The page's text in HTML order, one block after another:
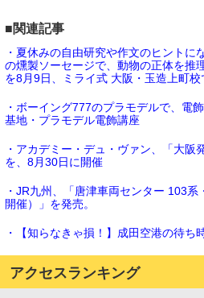
■関連記事
・夏休みの自由研究や作文のヒントに
の燻製ソーセージで、動物の正体を推
を8月9日、ミライ式 大阪・玉造上町校
・ボーイング777のプラモデルで、電
基地・プラモデル電飾講座
・アカデミー・デュ・ヴァン、「大阪
を、8月30日に開催
・JR九州、「唐津車両センター 103
開催）」を発売。
・【知らなきゃ損！】成田空港の待ち
アクセスランキング